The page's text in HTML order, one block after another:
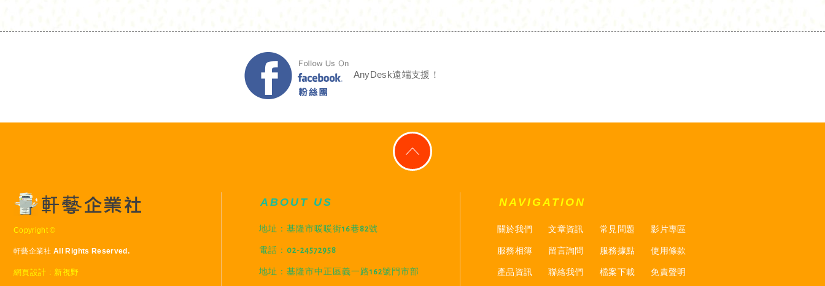
AnyDesk遠端支援！
Copyright ©
軒藝企業社 All Rights Reserved.
網頁設計 : 新視野
ABOUT US
地址：基隆市暖暖街16巷82號
電話：02-24572958
地址：基隆市中正區義一路162號門市部
NAVIGATION
關於我們
服務相簿
產品資訊
文章資訊
留言詢問
聯絡我們
常見問題
服務據點
檔案下載
影片專區
使用條款
免責聲明